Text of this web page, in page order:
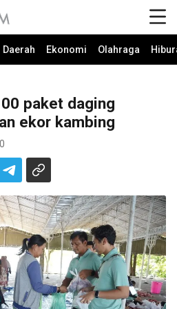
Daerah Ekonomi Olahraga
paket daging
ekor kambing